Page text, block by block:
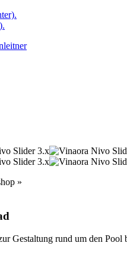
»
Gestaltung rund um den Pool